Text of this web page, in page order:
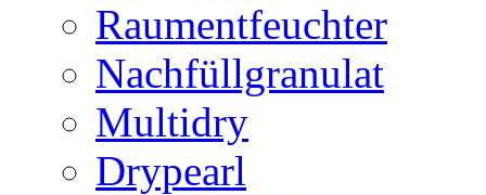
Raumentfeuchter
Nachfüllgranulat
Multidry
Drypearl